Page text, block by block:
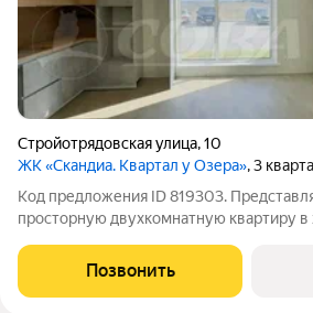
Стройотрядовская улица,10
ЖК «Скандиа. Квартал у Озера», 3
Код предложения ID 819303.
просторную двухкомнатную квартиру
благоприятном районе. В квартире
ремонт, вся мебель остается
Позвонить